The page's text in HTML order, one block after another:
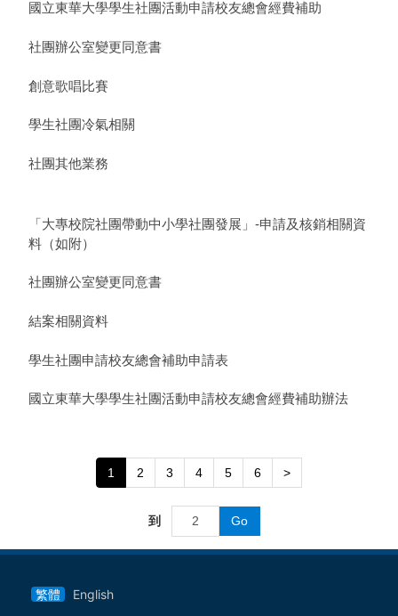
國立東華大學學生社團活動申請校友總會經費補助
社團辦公室變更同意書
創意歌唱比賽
學生社團冷氣相關
社團其他業務
「大專校院社團帶動中小學社團發展」-申請及核銷相關資
料（如附）
社團辦公室變更同意書
結案相關資料
學生社團申請校友總會補助申請表
國立東華大學學生社團活動申請校友總會經費補助辦法
1 2 3 4 5 6 >
到 Go
繁體 English